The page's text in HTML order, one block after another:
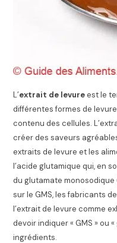
L’extrait de levureest le
différentes formes de
contenu des cellules.
créer des saveurs
extraits de levure et les
l’acide glutamique qui, en
du glutamate monosodique
sur le GMS, les fabricants
l’extrait de levure comme
devoir indiquer « GMS » ou
ingrédients.